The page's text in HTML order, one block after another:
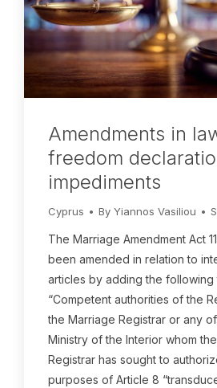
Amendments in
freedom
impediments
Cyprus By Yiannos Vasiliou
The Marriage Amendment Act
been amended in relation to
articles by adding the following
“Competent authorities of the
the Marriage Registrar or any
Ministry of the Interior whom
Registrar has sought to
purposes of Article 8